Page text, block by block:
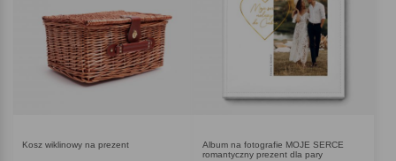
Kosz wiklinowy na prezent
Album na fotografie MOJE SERCE
romantyczny prezent dla pary